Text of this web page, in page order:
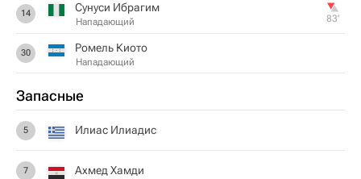
14 Сунуси Ибрагим
Нападающий 83‎’‎
30 Ромель Киото
Нападающий
Запасные
5 Илиас Илиадис
7 Ахмед Хамди